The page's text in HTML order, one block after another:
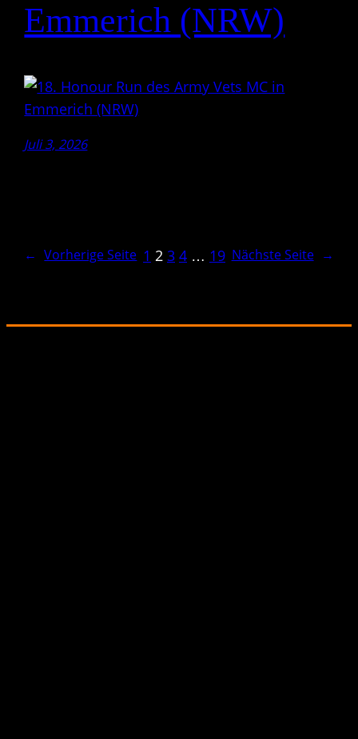
Emmerich (NRW)
Juli 3, 2026
← Vorherige Seite 1 2 3 4 … 19 Nächste Seite →